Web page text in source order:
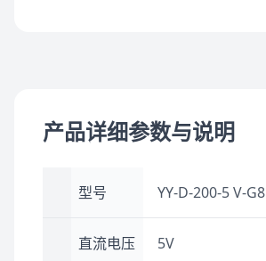
产品详细参数与说明
型号 YY-D-200-5 V-G8
直流电压 5V